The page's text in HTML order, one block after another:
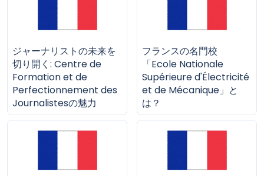
ジャーナリストの未来を
切り開く: Centre de
Formation et de
Perfectionnement des
Journalistesの魅力
フランスの名門校
「Ecole Nationale
Supérieure d'Électricité
et de Mécanique」と
は？